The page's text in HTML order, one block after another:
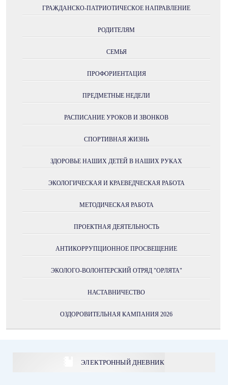
ГРАЖДАНСКО-ПАТРИОТИЧЕСКОЕ НАПРАВЛЕНИЕ
РОДИТЕЛЯМ
СЕМЬЯ
ПРОФОРИЕНТАЦИЯ
ПРЕДМЕТНЫЕ НЕДЕЛИ
РАСПИСАНИЕ УРОКОВ И ЗВОНКОВ
СПОРТИВНАЯ ЖИЗНЬ
ЗДОРОВЬЕ НАШИХ ДЕТЕЙ В НАШИХ РУКАХ
ЭКОЛОГИЧЕСКАЯ И КРАЕВЕДЧЕСКАЯ РАБОТА
МЕТОДИЧЕСКАЯ РАБОТА
ПРОЕКТНАЯ ДЕЯТЕЛЬНОСТЬ
АНТИКОРРУПЦИОННОЕ ПРОСВЕЩЕНИЕ
ЭКОЛОГО-ВОЛОНТЕРСКИЙ ОТРЯД "ОРЛЯТА"
НАСТАВНИЧЕСТВО
ОЗДОРОВИТЕЛЬНАЯ КАМПАНИЯ 2026
ЭЛЕКТРОННЫЙ ДНЕВНИК